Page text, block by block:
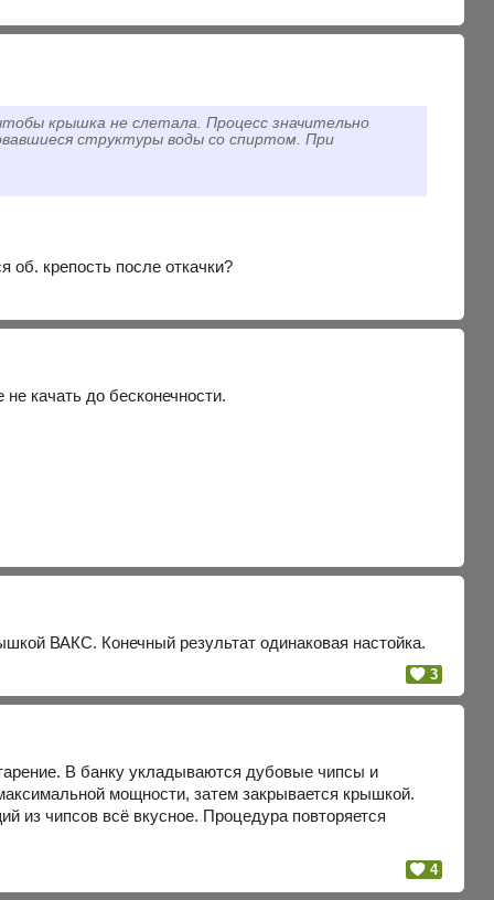
крышка не слетала. Процесс значительно
структуры воды со спиртом. При
об. крепость после откачки?
качать до бесконечности.
ВАКС. Конечный результат одинаковая настойка.
3
В банку укладываются дубовые чипсы и
мощности, затем закрывается крышкой.
из чипсов всё вкусное. Процедура повторяется
4